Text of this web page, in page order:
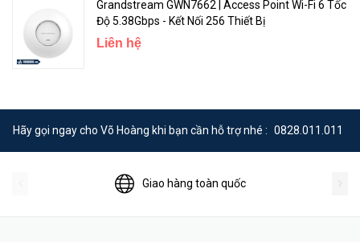
AX53 hỗ trợ OneMesh để tạo vùng phủ sóng liền mạch trong toàn
bộ ngôi nhà của bạn, ngăn chặn hiện tượng rớt và độ trễ khi di
chuyển giữa các tín hiệu.
Grandstream GWN7662 | Access Point Wi-Fi 6 Tốc
Độ 5.38Gbps - Kết Nối 256 Thiết Bị
Liên hệ
Hãy gọi ngay cho Võ Hoàng khi bạn cần hỗ trợ nhé : 0828.011.011
Giao hàng toàn quốc